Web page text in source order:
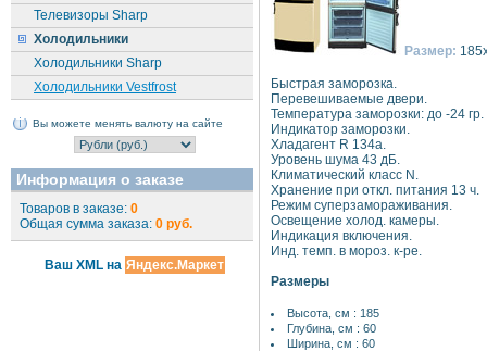
Телевизоры Sharp
Холодильники
Холодильники Sharp
Холодильники Vestfrost
Вы можете менять валюту на сайте
Информация о заказе
Товаров в заказе: 0
Общая сумма заказа: 0 руб.
Ваш XML на Яндекс.Маркет
Размер:
Быстрая заморозка.
Перевешиваемые двери.
Температура заморозки: до -24 гр.
Индикатор заморозки.
Хладагент R 134a.
Уровень шума 43 дБ.
Климатический класс N.
Хранение при откл. питания 13 ч.
Режим суперзамораживания.
Освещение холод. камеры.
Индикация включения.
Инд. темп. в мороз. к-ре.
Размеры
Высота, см : 185
Глубина, см : 60
Ширина, см : 60